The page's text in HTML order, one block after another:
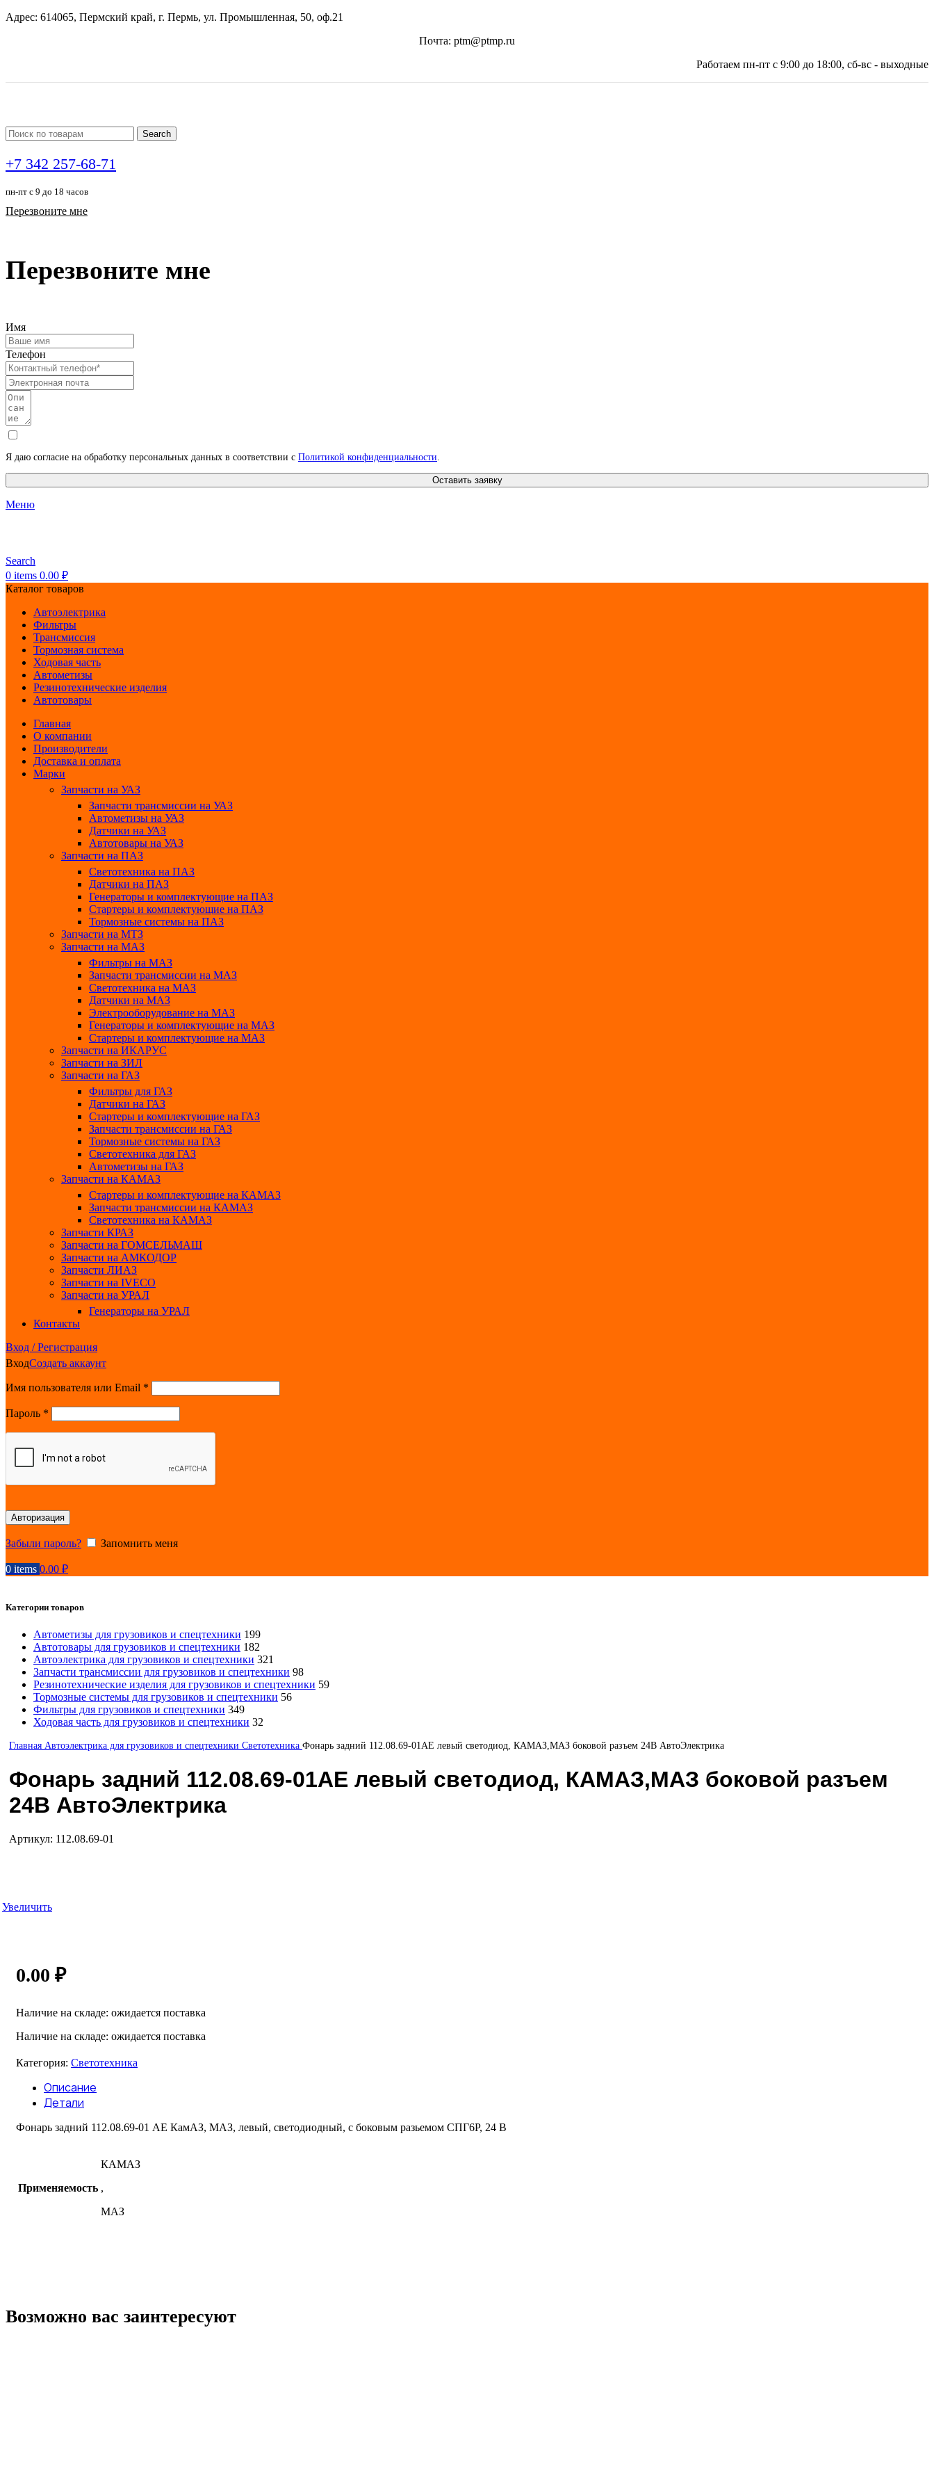
Адрес: 614065, Пермский край, г. Пермь, ул. Промышленная, 50, оф.21
Почта: ptm@ptmp.ru
Работаем пн-пт с 9:00 до 18:00, сб-вс - выходные
Search
+7 342 257-68-71
пн-пт с 9 до 18 часов
Перезвоните мне
Перезвоните мне
Имя
Телефон
Я даю согласие на обработку персональных данных в соответствии с Политикой конфиденциальности.
Оставить заявку
Меню
Search
0 items 0.00 ₽
Каталог товаров
Автоэлектрика
Фильтры
Трансмиссия
Тормозная система
Ходовая часть
Автометизы
Резинотехнические изделия
Автотовары
Главная
О компании
Производители
Доставка и оплата
Марки
Запчасти на УАЗ
Запчасти трансмиссии на УАЗ
Автометизы на УАЗ
Датчики на УАЗ
Автотовары на УАЗ
Запчасти на ПАЗ
Светотехника на ПАЗ
Датчики на ПАЗ
Генераторы и комплектующие на ПАЗ
Стартеры и комплектующие на ПАЗ
Тормозные системы на ПАЗ
Запчасти на МТЗ
Запчасти на МАЗ
Фильтры на МАЗ
Запчасти трансмиссии на МАЗ
Светотехника на МАЗ
Датчики на МАЗ
Электрооборудование на МАЗ
Генераторы и комплектующие на МАЗ
Стартеры и комплектующие на МАЗ
Запчасти на ИКАРУС
Запчасти на ЗИЛ
Запчасти на ГАЗ
Фильтры для ГАЗ
Датчики на ГАЗ
Стартеры и комплектующие на ГАЗ
Запчасти трансмиссии на ГАЗ
Тормозные системы на ГАЗ
Светотехника для ГАЗ
Автометизы на ГАЗ
Запчасти на КАМАЗ
Стартеры и комплектующие на КАМАЗ
Запчасти трансмиссии на КАМАЗ
Светотехника на КАМАЗ
Запчасти КРАЗ
Запчасти на ГОМСЕЛЬМАШ
Запчасти на АМКОДОР
Запчасти ЛИАЗ
Запчасти на IVECO
Запчасти на УРАЛ
Генераторы на УРАЛ
Контакты
Вход / Регистрация
ВходСоздать аккаунт
Имя пользователя или Email *
Пароль *
Авторизация
Забыли пароль? Запомнить меня
0 items 0.00 ₽
Категории товаров
Автометизы для грузовиков и спецтехники 199
Автотовары для грузовиков и спецтехники 182
Автоэлектрика для грузовиков и спецтехники 321
Запчасти трансмиссии для грузовиков и спецтехники 98
Резинотехнические изделия для грузовиков и спецтехники 59
Тормозные системы для грузовиков и спецтехники 56
Фильтры для грузовиков и спецтехники 349
Ходовая часть для грузовиков и спецтехники 32
Главная Автоэлектрика для грузовиков и спецтехники Светотехника Фонарь задний 112.08.69-01АЕ левый светодиод, КАМАЗ,МАЗ боковой разъем 24В АвтоЭлектрика
Фонарь задний 112.08.69-01АЕ левый светодиод, КАМАЗ,МАЗ боковой разъем
24В АвтоЭлектрика
Артикул: 112.08.69-01
Увеличить
0.00 ₽
Наличие на складе: ожидается поставка
Наличие на складе: ожидается поставка
Категория: Светотехника
Описание
Детали
Фонарь задний 112.08.69-01 AE КамАЗ, МАЗ, левый, светодиодный, с боковым разьемом СПГ6Р, 24 В
Применяемость
КАМАЗ
,
МАЗ
Возможно вас заинтересуют